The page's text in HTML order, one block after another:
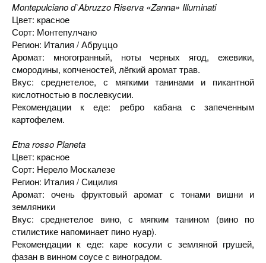
Montepulciano d`Abruzzo Riserva «Zanna» Illuminati
Цвет: красное
Сорт: Монтепулчано
Регион: Италия / Абруццо
Аромат: многогранный, ноты черных ягод, ежевики,
смородины, копченостей, лёгкий аромат трав.
Вкус: среднетелое, с мягкими танинами и пикантной
кислотностью в послевкусии.
Рекомендации к еде: ребро кабана с запеченным
картофелем.
Etna rosso Planeta
Цвет: красное
Сорт: Нерело Москалезе
Регион: Италия / Сицилия
Аромат: очень фруктовый аромат с тонами вишни и
земляники
Вкус: среднетелое вино, с мягким танином (вино по
стилистике напоминает пино нуар).
Рекомендации к еде: каре косули с земляной грушей,
фазан в винном соусе с виноградом.